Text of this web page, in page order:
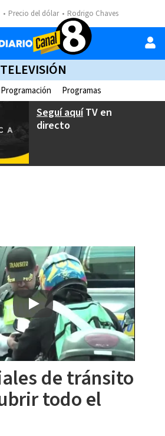
Precio del dólar Rodrigo Chaves
TELEVISIÓN
Programación Programas
Seguí aquíTV en
directo
de tránsito
todo el